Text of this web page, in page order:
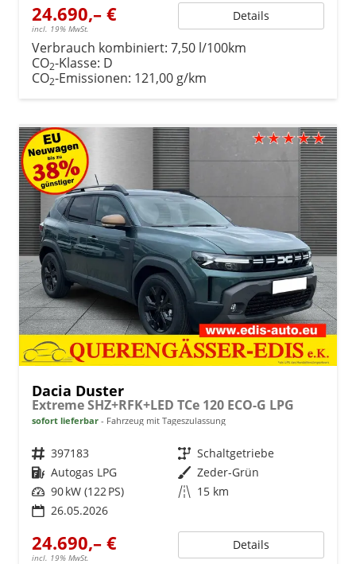
24.690,– €
incl. 19% MwSt.
Details
Verbrauch kombiniert: 7,50 l/100km
CO2-Klasse: D
CO2-Emissionen: 121,00 g/km
Dacia Duster
Extreme SHZ+RFK+LED TCe 120 ECO-G LPG
sofort lieferbar Fahrzeug mit Tageszulassung
Fahrzeugnr. 397183 Getriebe Schaltgetriebe
Kraftstoff Autogas LPG Außenfarbe Zeder-Grün
Leistung 90 kW (122 PS) Kilometerstand 15 km
26.05.2026
24.690,– €
incl. 19% MwSt.
Details